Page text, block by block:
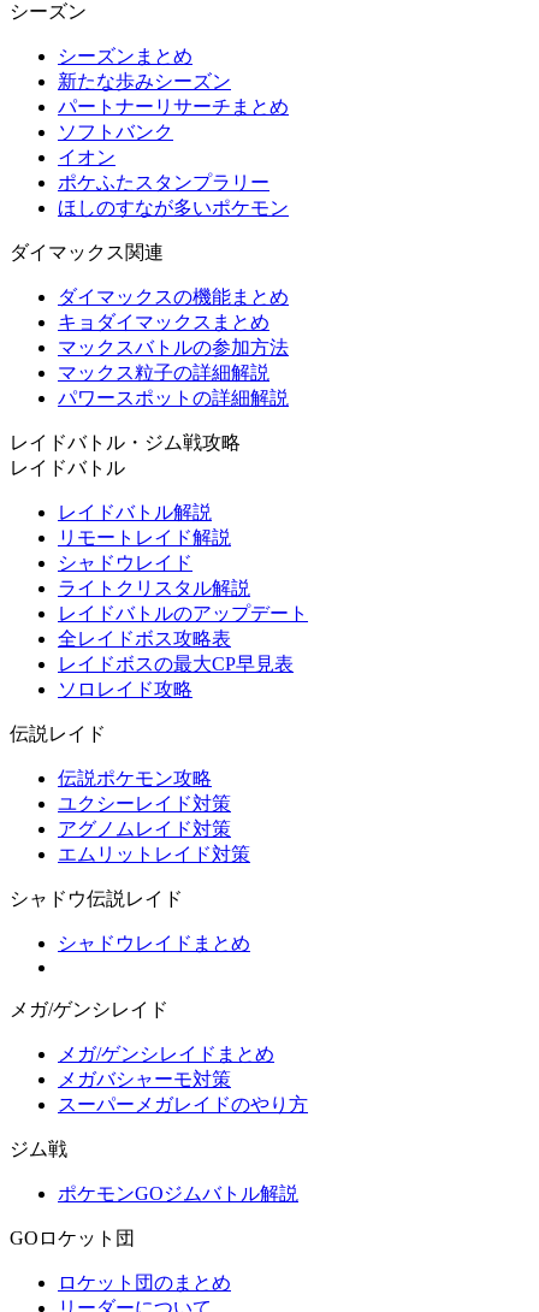
シーズン
シーズンまとめ
新たな歩みシーズン
パートナーリサーチまとめ
ソフトバンク
イオン
ポケふたスタンプラリー
ほしのすなが多いポケモン
ダイマックス関連
ダイマックスの機能まとめ
キョダイマックスまとめ
マックスバトルの参加方法
マックス粒子の詳細解説
パワースポットの詳細解説
レイドバトル・ジム戦攻略
レイドバトル
レイドバトル解説
リモートレイド解説
シャドウレイド
ライトクリスタル解説
レイドバトルのアップデート
全レイドボス攻略表
レイドボスの最大CP早見表
ソロレイド攻略
伝説レイド
伝説ポケモン攻略
ユクシーレイド対策
アグノムレイド対策
エムリットレイド対策
シャドウ伝説レイド
シャドウレイドまとめ
メガ/ゲンシレイド
メガ/ゲンシレイドまとめ
メガバシャーモ対策
スーパーメガレイドのやり方
ジム戦
ポケモンGOジムバトル解説
GOロケット団
ロケット団のまとめ
リーダーについて